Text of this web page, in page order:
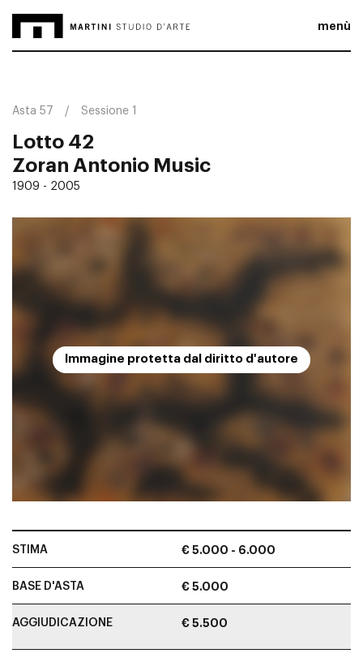
menù
Asta 57 Sessione 1
Lotto 42
Zoran Antonio Music
1909 - 2005
Immagine protetta dal diritto d'autore
STIMA € 5.000 - 6.000
BASE D'ASTA € 5.000
AGGIUDICAZIONE € 5.500